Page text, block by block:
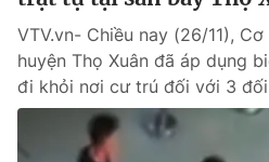
VTV.vn- Chiều nay (26/11),
huyện Thọ Xuân đã áp dụng
đi khỏi nơi cư trú đối với 3